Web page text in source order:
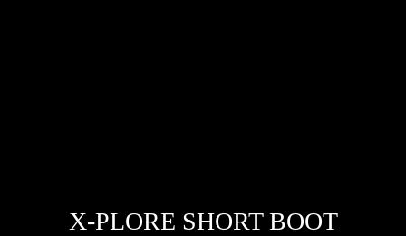
X-PLORE SHORT BOOT